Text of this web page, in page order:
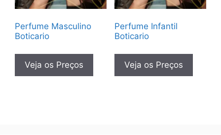
Perfume Masculino
Boticario
Veja os Preços
Perfume Infantil
Boticario
Veja os Preços